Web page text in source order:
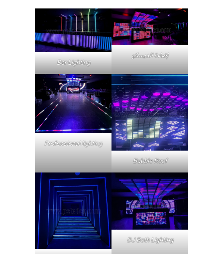
إضاءة الديسكو
Bar Lighting
Bubble Roof
Professional lighting
DJ Both Lighting